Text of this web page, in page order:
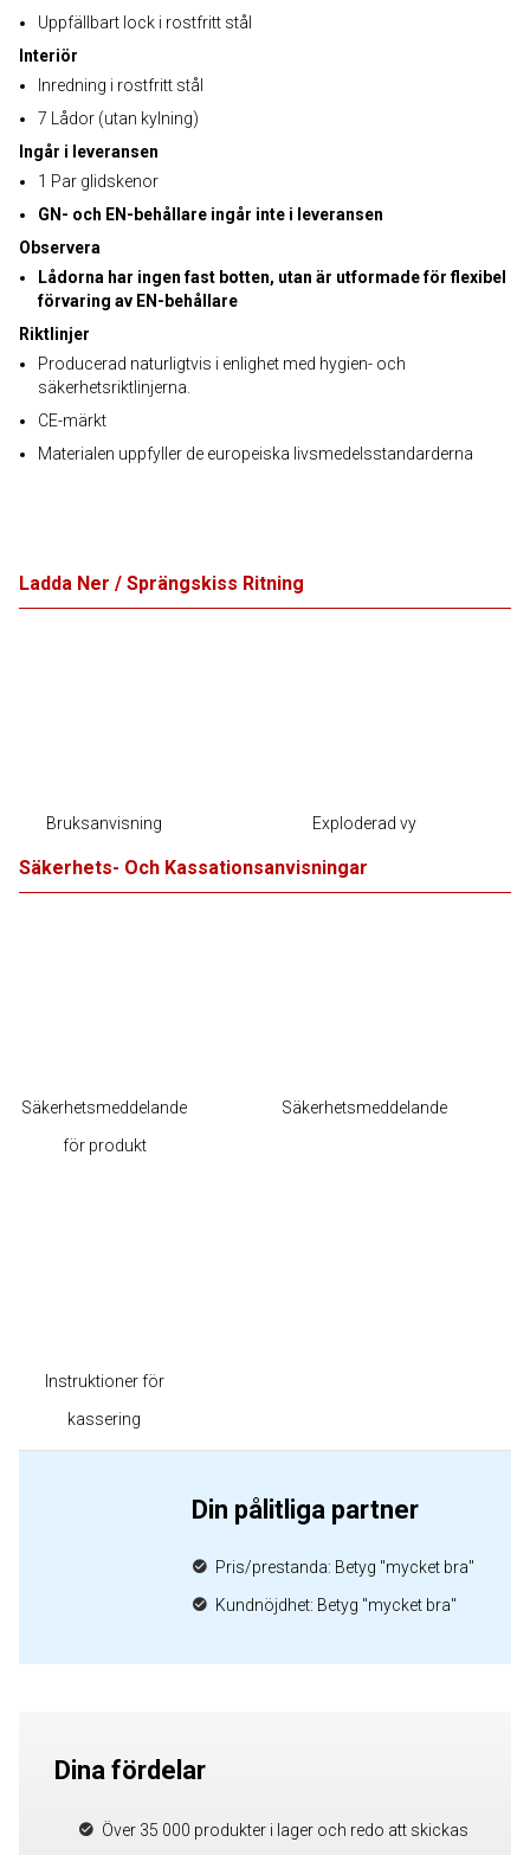
Uppfällbart lock i rostfritt stål
Interiör
Inredning i rostfritt stål
7 Lådor (utan kylning)
Ingår i leveransen
1 Par glidskenor
GN- och EN-behållare ingår inte i leveransen
Observera
Lådorna har ingen fast botten, utan är utformade för flexibel
förvaring av EN-behållare
Riktlinjer
Producerad naturligtvis i enlighet med hygien- och
säkerhetsriktlinjerna.
CE-märkt
Materialen uppfyller de europeiska livsmedelsstandarderna
Ladda Ner / Sprängskiss Ritning
Bruksanvisning Exploderad vy
Säkerhets- Och Kassationsanvisningar
Säkerhetsmeddelande
för produkt
Säkerhetsmeddelande
Instruktioner för
kassering
Din pålitliga partner
Pris/prestanda: Betyg "mycket bra"
Kundnöjdhet: Betyg "mycket bra"
Dina fördelar
Över 35 000 produkter i lager och redo att skickas